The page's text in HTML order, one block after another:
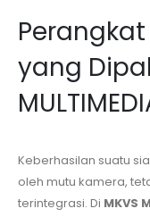
yang
Keberhasilan suatu
oleh mutu kamera,
terintegrasi. Di MKVS